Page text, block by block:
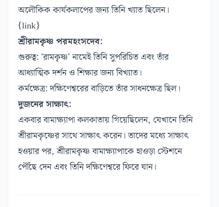
অলৌকিক কার্যকলাপের জন্য তিনি খ্যাত ছিলেন।
{link}
শ্রীরামকৃষ্ণ পরমহংসদেব:
গুরুত্ব: 'রামকৃষ্ণ' নামেই তিনি সুপরিচিত এবং তাঁর
আধ্যাত্মিক দর্শন ও শিক্ষার জন্য বিখ্যাত।
কর্মক্ষেত্র: দক্ষিণেশ্বরের বাড়িতে তাঁর সাধনক্ষেত্র ছিল।
দুজনের সাক্ষাৎ:
একবার বামাক্ষ্যাপা কলকাতায় গিয়েছিলেন, যেখানে তিনি
শ্রীরামকৃষ্ণের সাথে সাক্ষাৎ করেন। তাদের মধ্যে সাক্ষাৎ
হওয়ার পর, শ্রীরামকৃষ্ণ বামাক্ষ্যাপাকে হাওড়া স্টেশনে
পৌঁছে দেন এবং তিনি দক্ষিণেশ্বরে ফিরে যান।